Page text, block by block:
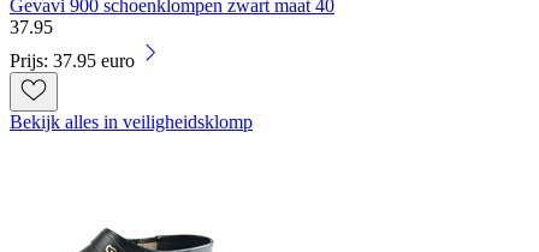
Gevavi 900 schoenklompen zwart maat 40
37.95
Prijs: 37.95 euro
Bekijk alles in veiligheidsklomp